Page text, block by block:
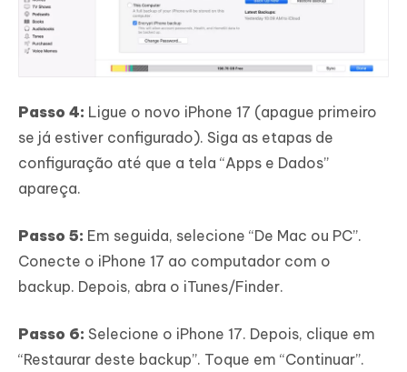
Passo 4: Ligue o novo iPhone 17 (apague primeiro
se já estiver configurado). Siga as etapas de
configuração até que a tela “Apps e Dados”
apareça.
Passo 5: Em seguida, selecione “De Mac ou PC”.
Conecte o iPhone 17 ao computador com o
backup. Depois, abra o iTunes/Finder.
Passo 6: Selecione o iPhone 17. Depois, clique em
“Restaurar deste backup”. Toque em “Continuar”.